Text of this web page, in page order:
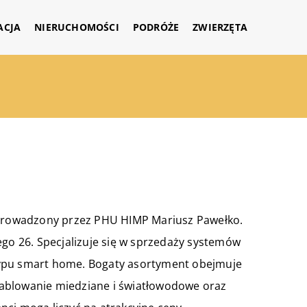
NIERUCHOMOŚCI PODRÓŻE ZWIERZĘTA
przez PHU HIMP Mariusz Pawełko.
26. Specjalizuje się w sprzedaży systemów
smart home. Bogaty asortyment obejmuje
miedziane i światłowodowe oraz